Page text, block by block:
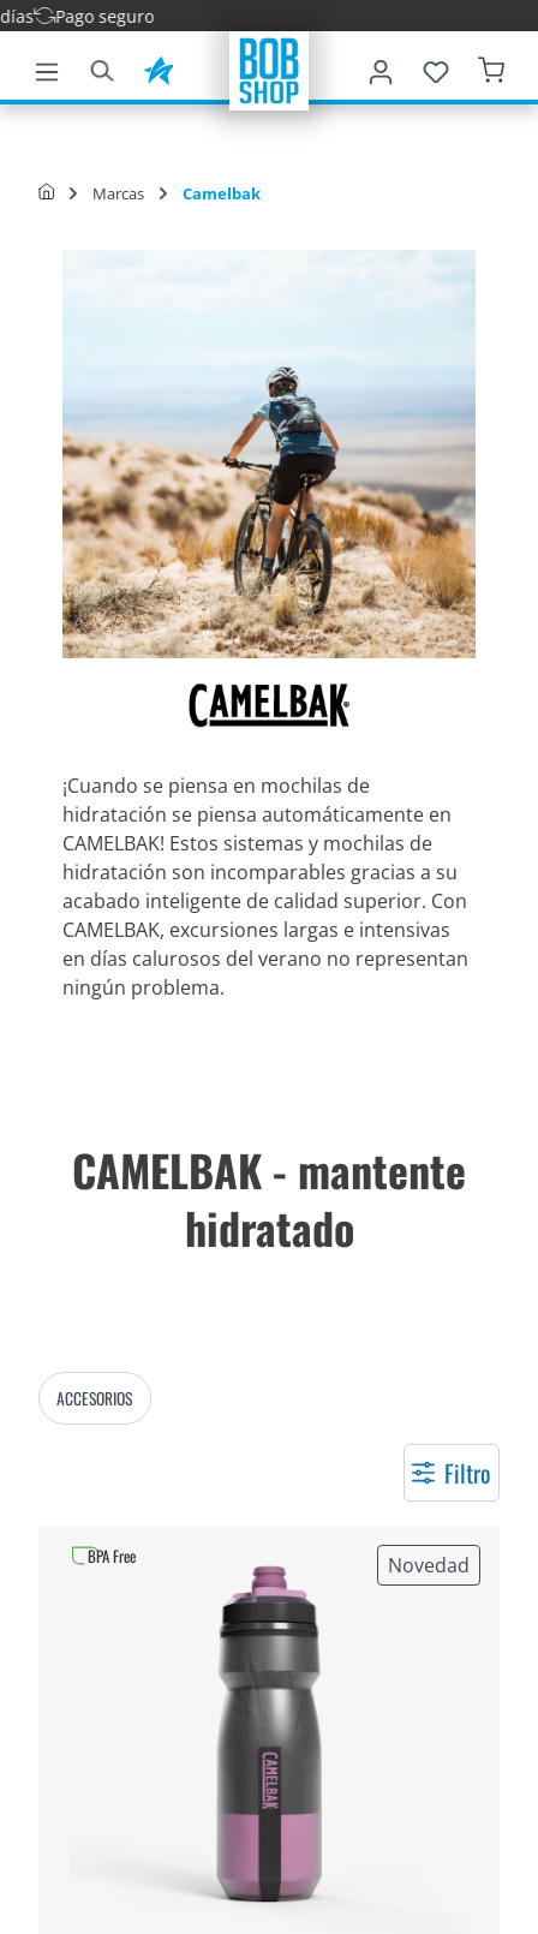
principal
Marcas Camelbak
¡Cuando se piensa en mochilas de
hidratación se piensa automáticamente en
CAMELBAK! Estos sistemas y mochilas de
hidratación son incomparables gracias a su
acabado inteligente de calidad superior. Con
CAMELBAK, excursiones largas e intensivas
en días calurosos del verano no representan
ningún problema.
CAMELBAK - mantente
hidratado
ACCESORIOS
Filtro
Novedad
BPA Free